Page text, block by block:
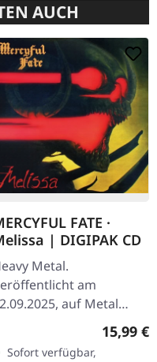
AUCH
FATE ·
| DIGIPAK CD
Metal.
am
auf Metal
Blade Records. CD im
DigiPak. "Melissa" ist ein
15,99 €
Sofort verfügbar,